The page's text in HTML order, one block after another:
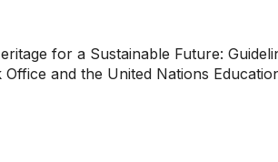
for a Sustainable Future:
and the United Nations